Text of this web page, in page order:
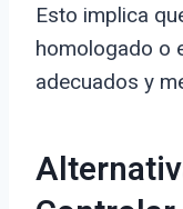
Esto implica
homologado o
adecuados y